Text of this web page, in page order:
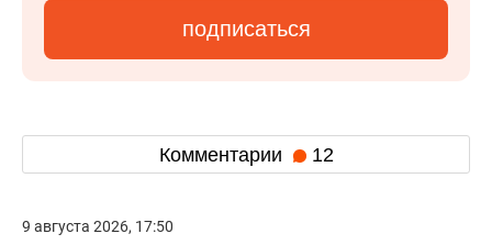
подписаться
Комментарии 12
9 августа 2026, 17:50